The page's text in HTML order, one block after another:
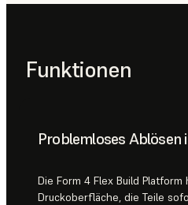
Funktionen
Problemloses Ablösen
Die Form 4 Flex Build
Druckoberfläche, die Teile